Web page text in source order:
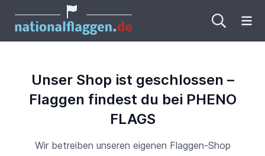
Unser Shop ist geschlossen –
Flaggen findest du bei PHENO
FLAGS
Wir betreiben unseren eigenen Flaggen-Shop